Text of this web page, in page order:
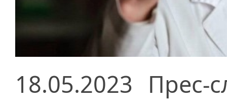
18.05.2023 Прес-